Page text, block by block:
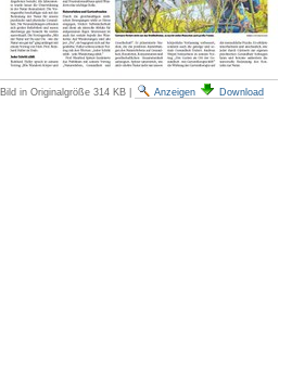
Bild in Originalgröße 314 KB| Anzeigen Download